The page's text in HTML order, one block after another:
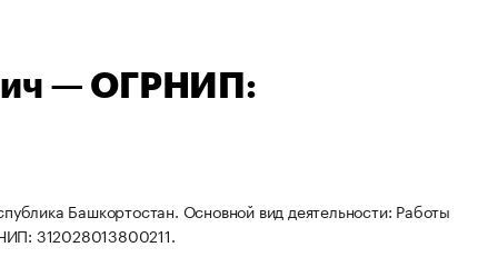
— ОГРНИП:
Башкортостан. Основной вид деятельности: Работы
312028013800211.